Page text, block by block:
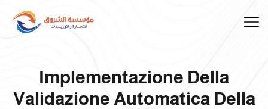
Implementazione Della
Validazione Automatica Della